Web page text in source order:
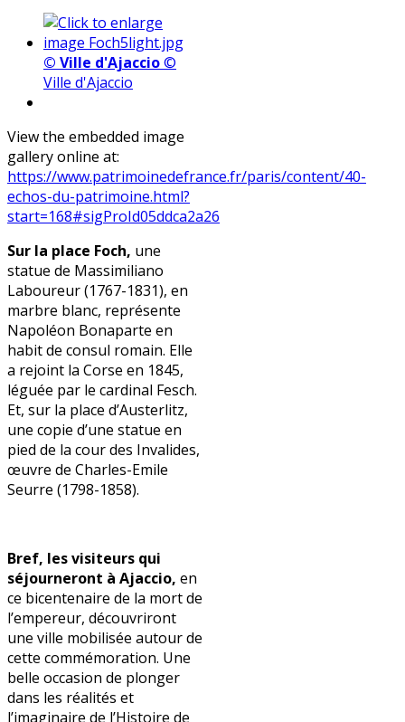
© Ville d'Ajaccio©
Ville d'Ajaccio
View the embedded image
gallery online at:
https://www.patrimoinedefrance.fr/paris/content/40-
echos-du-patrimoine.html?
start=168#sigProId05ddca2a26
Sur la place Foch, une
statue de Massimiliano
Laboureur (1767-1831), en
marbre blanc, représente
Napoléon Bonaparte en
habit de consul romain. Elle
a rejoint la Corse en 1845,
léguée par le cardinal Fesch.
Et, sur la place d’Austerlitz,
une copie d’une statue en
pied de la cour des Invalides,
œuvre de Charles-Emile
Seurre (1798-1858).
Bref, les visiteurs qui
séjourneront à Ajaccio, en
ce bicentenaire de la mort de
l’empereur, découvriront
une ville mobilisée autour de
cette commémoration. Une
belle occasion de plonger
dans les réalités et
l’imaginaire de l’Histoire de